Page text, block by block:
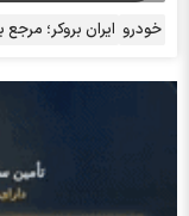
خودرو ایران بروکر؛